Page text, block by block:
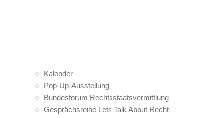
Kalender
Pop-Up-Ausstellung
Bundesforum Rechtsstaatsvermittlung
Gesprächsreihe Lets Talk About Recht